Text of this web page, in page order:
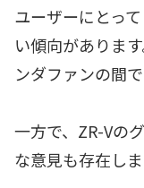
ユーザーにとっ
い傾向がありま
ンダファンの間
一方で、ZR-Vの
な意見も存在しま